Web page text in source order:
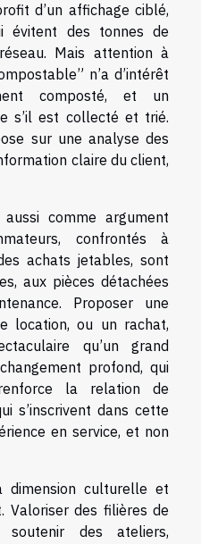
d’un affichage ciblé,
évitent des tonnes de
Mais attention à
n’a d’intérêt
composté, et un
s’il est collecté et trié.
sur une analyse des
claire du client,
comme argument
confrontés à
achats jetables, sont
aux pièces détachées
Proposer une
location, ou un rachat,
qu’un grand
profond, qui
la relation de
s’inscrivent dans cette
en service, et non
dimension culturelle et
Valoriser des filières de
soutenir des ateliers,